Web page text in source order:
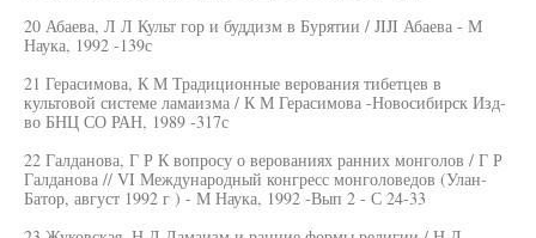
20 Абаева, Л Л Культ гор и буддизм в Бурятии / JIJI Абаева - М
Наука, 1992 -139с
21 Герасимова, К М Традиционные верования тибетцев в
культовой системе ламаизма / К М Герасимова -Новосибирск Изд-
во БНЦ СО РАН, 1989 -317с
22 Галданова, Г Р К вопросу о верованиях ранних монголов / Г Р
Галданова // VI Международный конгресс монголоведов (Улан-
Батор, август 1992 г ) - М Наука, 1992 -Вып 2 - С 24-33